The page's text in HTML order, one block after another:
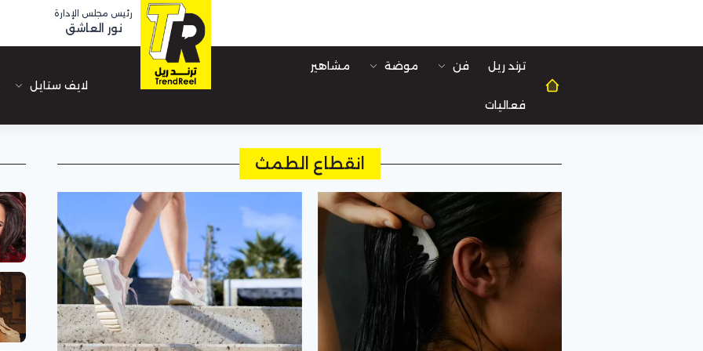
رئيس مجلس الإدارة
نور العاشق
ترند ريل فن موضة مشاهير
فعاليات
لايف ستايل
انقطاع الطمث